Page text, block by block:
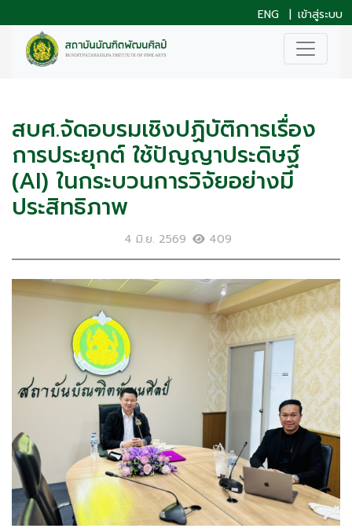
ENG | เข้าสู่ระบบ
สบศ.จัดอบรมเชิงปฏิบัติการเรื่อง
การประยุกต์ ใช้ปัญญาประดิษฐ์
(AI) ในกระบวนการวิจัยอย่างมี
ประสิทธิภาพ
4 มิ.ย. 2569 409